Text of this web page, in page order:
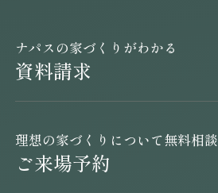
ナパスの家づくりがわかる
資料請求
理想の家づくりについて無料相談
ご来場予約